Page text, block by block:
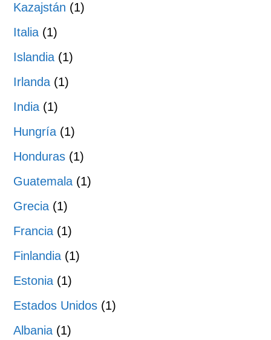
Kazajstán (1)
Italia (1)
Islandia (1)
Irlanda (1)
India (1)
Hungría (1)
Honduras (1)
Guatemala (1)
Grecia (1)
Francia (1)
Finlandia (1)
Estonia (1)
Estados Unidos (1)
Albania (1)